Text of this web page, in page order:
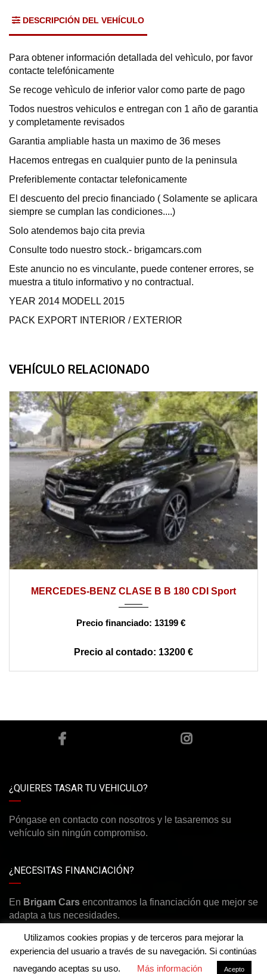
DESCRIPCIÓN DEL VEHÍCULO
Para obtener información detallada del vehìculo, por favor
contacte telefónicamente
Se recoge vehìculo de inferior valor como parte de pago
Todos nuestros vehiculos e entregan con 1 año de garantia
y completamente revisados
Garantia ampliable hasta un maximo de 36 meses
Hacemos entregas en cualquier punto de la peninsula
Preferiblemente contactar telefonicamente
El descuento del precio financiado ( Solamente se aplicara
siempre se cumplan las condiciones....)
Solo atendemos bajo cita previa
Consulte todo nuestro stock.- brigamcars.com
Este anuncio no es vinculante, puede contener errores, se
muestra a titulo informativo y no contractual.
YEAR 2014 MODELL 2015
PACK EXPORT INTERIOR / EXTERIOR
VEHÍCULO RELACIONADO
MERCEDES-BENZ CLASE B B 180 CDI Sport
13199 €
13200 €
¿QUIERES TASAR TU VEHICULO?
Póngase en contacto con nosotros y le tasaremos su
vehículo sin ningún compromiso.
¿NECESITAS FINANCIACIÓN?
En Brigam Cars encontramos la financiación que mejor se
adapta a tus necesidades.
Utilizamos cookies propias y de terceros para mejorar la
experiencia del usuario a través de su navegación. Si continúas
navegando aceptas su uso.
Más información Acepto